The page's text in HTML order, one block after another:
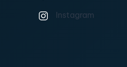
Instagram